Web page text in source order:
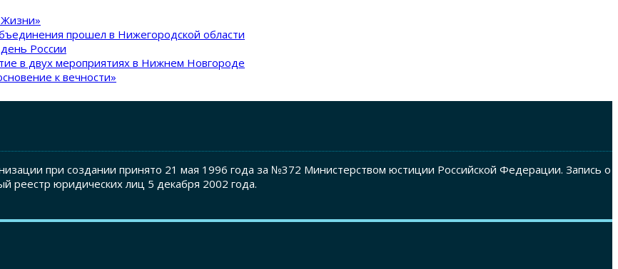
прошел в Нижегородской области
России
в двух мероприятиях в Нижнем Новгороде
к вечности»
при создании принято 21 мая 1996 года за №372 Министерством юстиции Российской Федерации. Запись о
реестр юридических лиц 5 декабря 2002 года.